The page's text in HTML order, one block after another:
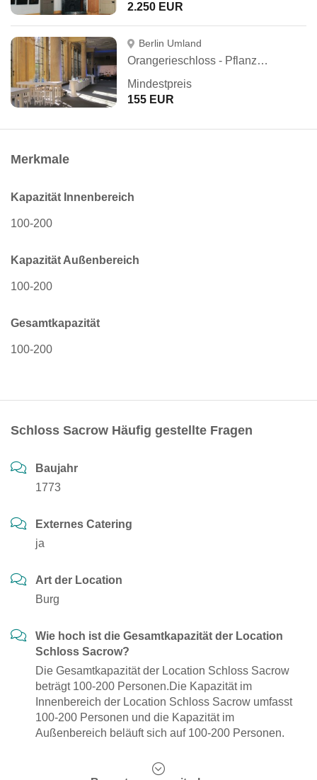
2.250 EUR
Berlin Umland
Orangerieschloss - Pflanzenhallen
Mindestpreis
155 EUR
Merkmale
Kapazität Innenbereich
100-200
Kapazität Außenbereich
100-200
Gesamtkapazität
100-200
Schloss Sacrow Häufig gestellte Fragen
Baujahr
1773
Externes Catering
ja
Art der Location
Burg
Wie hoch ist die Gesamtkapazität der Location
Schloss Sacrow?
Die Gesamtkapazität der Location Schloss Sacrow
beträgt 100-200 Personen.Die Kapazität im
Innenbereich der Location Schloss Sacrow umfasst
100-200 Personen und die Kapazität im
Außenbereich beläuft sich auf 100-200 Personen.